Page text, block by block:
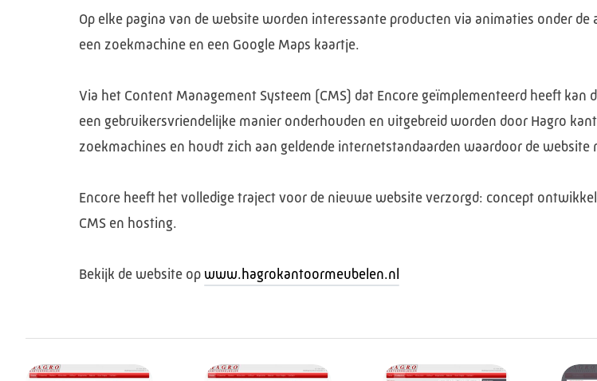
Op elke pagina van de website worden interessante producten via animaties onder
een zoekmachine en een Google Maps kaartje.
Via het Content Management Systeem (CMS) dat Encore geïmplementeerd heeft
een gebruikersvriendelijke manier onderhouden en uitgebreid worden door Hagro
zoekmachines en houdt zich aan geldende internetstandaarden waardoor de
Encore heeft het volledige traject voor de nieuwe website verzorgd: concept
CMS en hosting.
Bekijk de website op www.hagrokantoormeubelen.nl